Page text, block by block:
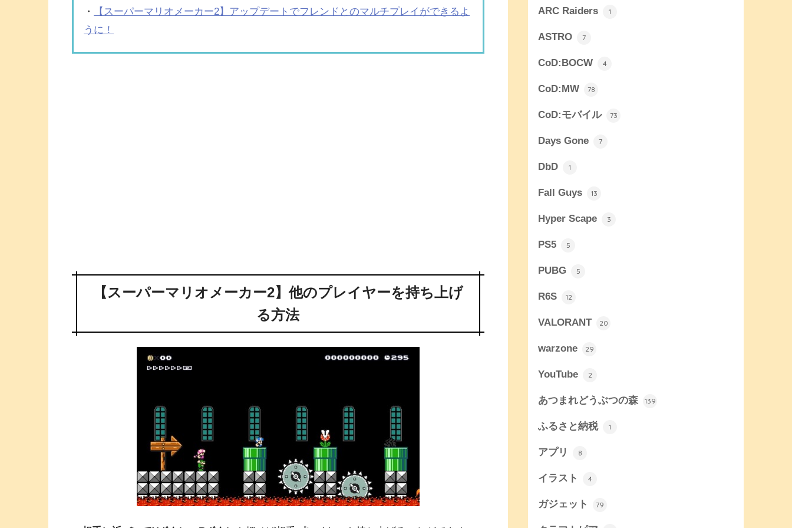
・
【スーパーマリオメーカー2】アップデートでフレンドとのマルチプレイができるよ
うに！
【スーパーマリオメーカー2】他のプレイヤーを持ち上げ
る方法
ARC Raiders 1
ASTRO 7
CoD:BOCW 4
CoD:MW 78
CoD:モバイル 73
Days Gone 7
DbD 1
Fall Guys 13
Hyper Scape 3
PS5 5
PUBG 5
R6S 12
VALORANT 20
warzone 29
YouTube 2
あつまれどうぶつの森 139
ふるさと納税 1
アプリ 8
イラスト 4
ガジェット 79